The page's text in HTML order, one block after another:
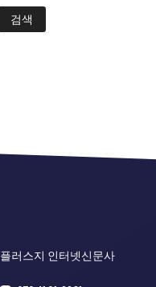
검색
플러스지 인터넷신문사